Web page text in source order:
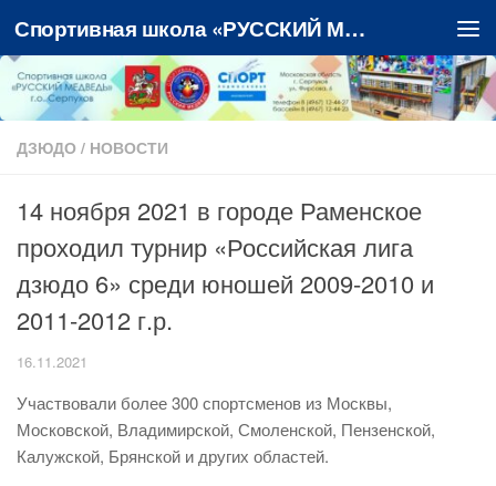
Перейти к содержимому Спортивная школа «РУССКИЙ МЕДВЕДЬ»
ДЗЮДО / НОВОСТИ
14 ноября 2021 в городе Раменское
проходил турнир «Российская лига
дзюдо 6» среди юношей 2009-2010 и
2011-2012 г.р.
16.11.2021
Участвовали более 300 спортсменов из Москвы,
Московской, Владимирской, Смоленской, Пензенской,
Калужской, Брянской и других областей.